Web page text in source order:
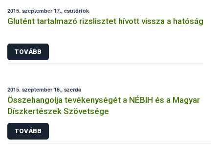
2015. szeptember 17., csütörtök
Glutént tartalmazó rizslisztet hívott vissza a hatóság
TOVÁBB
2015. szeptember 16., szerda
Összehangolja tevékenységét a NÉBIH és a Magyar
Díszkertészek Szövetsége
TOVÁBB